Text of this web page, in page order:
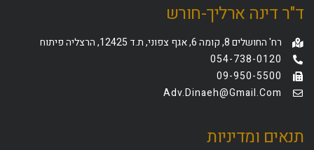
ד"ר דינה ארליך-חורש
רח' החושלים 8, קומה 6, אגף צפוני, ת.ד 12425, הרצליה פיתוח
054-738-0120
09-950-5500
Adv.dinaeh@gmail.com
תנאים ומדיניות